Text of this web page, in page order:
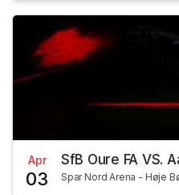
Apr
03
SfB Oure FA VS.
Spar Nord Arena - Høje